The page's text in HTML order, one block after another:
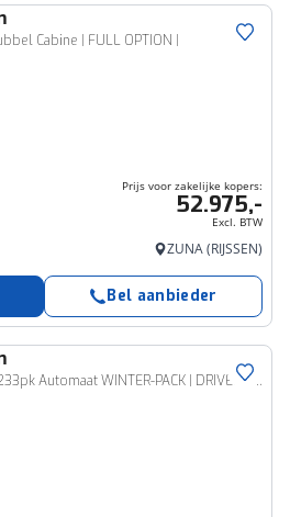
Cabine | FULL OPTION |
Prijs voor zakelijke kopers:
52.975,-
Excl. BTW
ZUNA (RIJSSEN)
Bel aanbieder
320 Limited L2H1 2.5 PHEV 233pk Automaat WINTER-PACK | DRIVER ASSISTANCE PACK | 17''LM | CAMERA